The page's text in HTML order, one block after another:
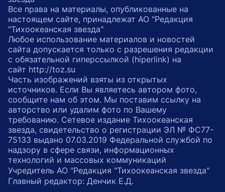
Все права на материалы, опубликованные на
настоящем сайте, принадлежат АО "Редакция
"Тихоокеанская звезда"
Любое использование материалов и новостей
сайта допускается только с разрешения редакции
с обязательной гиперссылкой (hiperlink) на
сайт http://toz.su
Часть изображений взяты из открытых
источников. Если Вы являетесь автором фото,
сообщите нам об этом. Мы поставим ссылку на
авторство или удалим фото по Вашему
требованию. Сетевое издание Тихоокеанская
звезда, свидетельство о регистрации ЭЛ № ФС77-
75133 выдано 07.03.2019 Федеральной службой по
надзору в сфере связи, информационных
технологий и массовых коммуникаций
Учредитель АО "Редакция "Тихоокеанская звезда"
Главный редактор: Денчик Е.Д.